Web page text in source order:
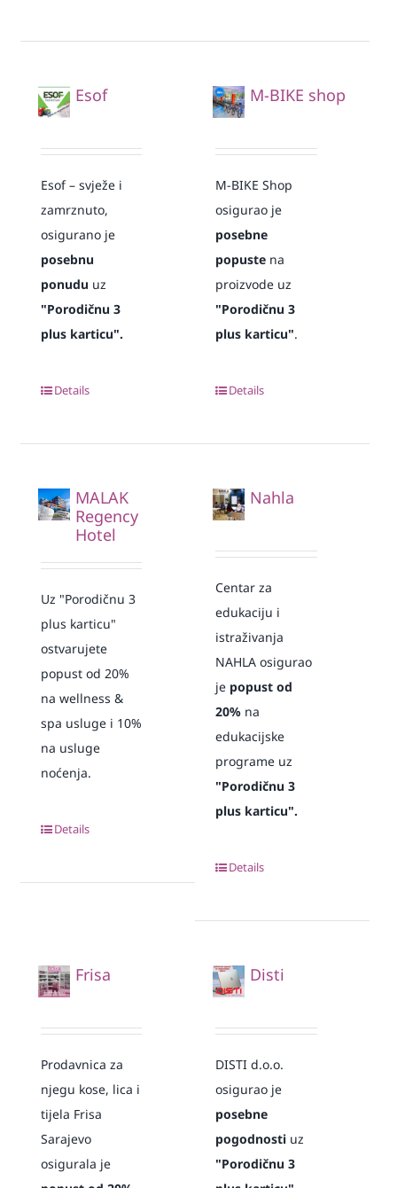
Esof
Esof – svježe i
zamrznuto,
osigurano je
posebnu
ponudu uz
"Porodičnu 3
plus karticu".
Details
M-BIKE shop
M-BIKE Shop
osigurao je
posebne
popuste na
proizvode uz
"Porodičnu 3
plus karticu".
Details
MALAK
Regency
Hotel
Uz "Porodičnu 3
plus karticu"
ostvarujete
popust od 20%
na wellness &
spa usluge i 10%
na usluge
noćenja.
Details
Nahla
Centar za
edukaciju i
istraživanja
NAHLA osigurao
je popust od
20% na
edukacijske
programe uz
"Porodičnu 3
plus karticu".
Details
Frisa
Prodavnica za
njegu kose, lica i
tijela Frisa
Sarajevo
osigurala je
Disti
DISTI d.o.o.
osigurao je
posebne
pogodnosti uz
"Porodičnu 3